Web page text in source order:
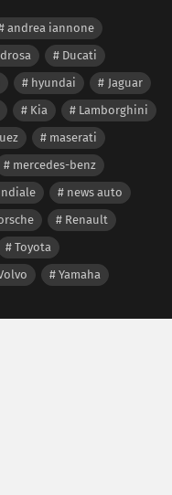
andrea iannone
Ducati
hyundai
Jaguar
Kia
Lamborghini
maserati
mercedes-benz
news auto
Renault
Toyota
Yamaha